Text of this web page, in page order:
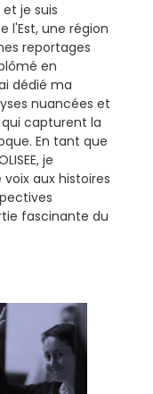
je suis
l'Est, une région
reportages
en
dédié ma
nuancées et
capturent la
En tant que
je
aux histoires
fascinante du